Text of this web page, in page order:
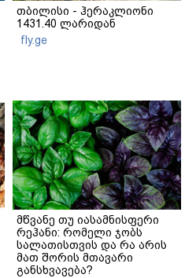
თბილისი - ჰერაკლიონი
1431.40 ლარიდან
fly.ge
მწვანე თუ იასამნისფერი
რეჰანი: რომელი ჯობს
სალათისთვის და რა არის
მათ შორის მთავარი
განსხვავება?